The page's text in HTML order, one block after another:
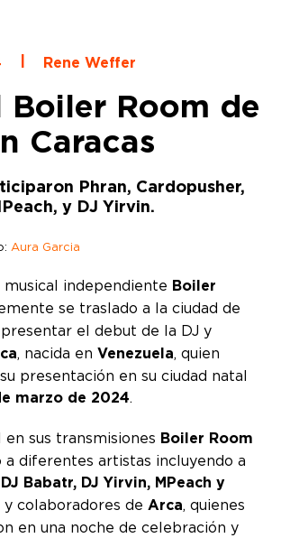
Rene Weffer
Boiler Room de
Caracas
Phran, Cardopusher,
y DJ Yirvin.
Aura Garcia
independiente Boiler
se traslado a la ciudad de
el debut de la DJ y
, nacida enVenezuela, quien
presentación en su ciudad natal
marzo de 2024.
en sus transmisiones Boiler Room
diferentes artistas incluyendo a
Babatr, DJ Yirvin, MPeach y
y colaboradores de Arca, quienes
en una noche de celebración y